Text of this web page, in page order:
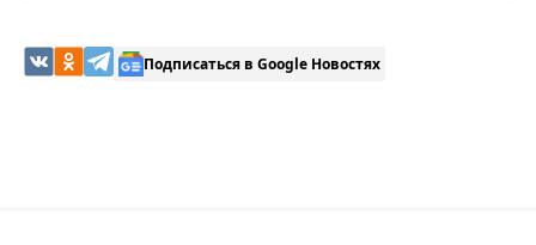
Подписаться в Google Новостях